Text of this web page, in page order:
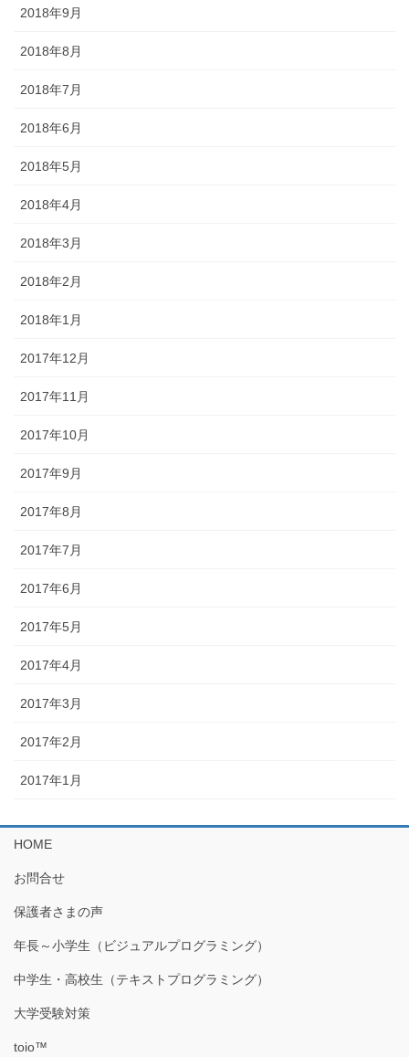
2018年9月
2018年8月
2018年7月
2018年6月
2018年5月
2018年4月
2018年3月
2018年2月
2018年1月
2017年12月
2017年11月
2017年10月
2017年9月
2017年8月
2017年7月
2017年6月
2017年5月
2017年4月
2017年3月
2017年2月
2017年1月
HOME
お問合せ
保護者さまの声
年長～小学生（ビジュアルプログラミング）
中学生・高校生（テキストプログラミング）
大学受験対策
toio™